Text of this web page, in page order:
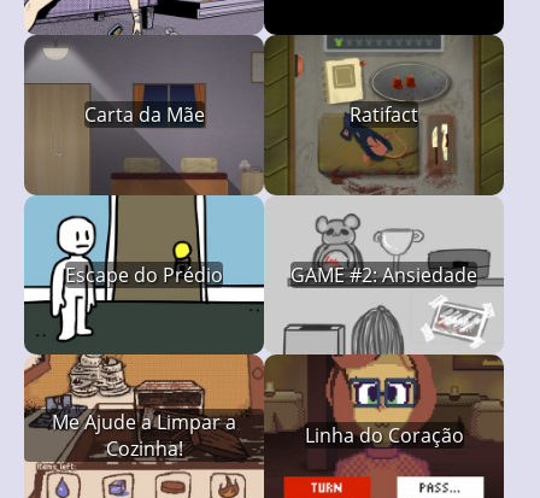
Carta da Mãe Ratifact
Escape do Prédio GAME #2: Ansiedade
Me Ajude a Limpar a
Cozinha!
Linha do Coração